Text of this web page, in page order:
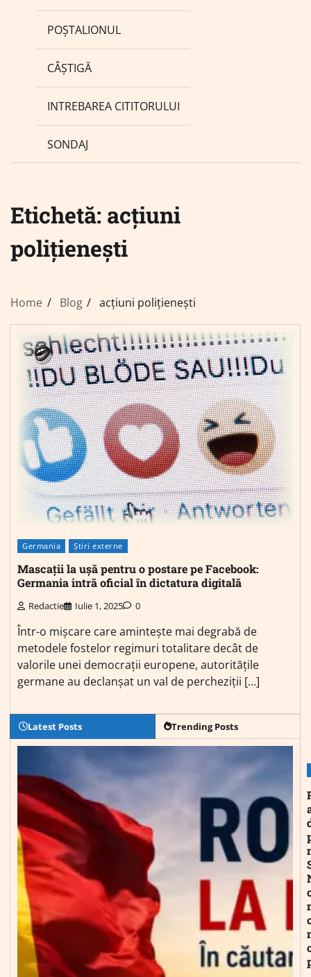
POȘTALIONUL
CÂȘTIGĂ
INTREBAREA CITITORULUI
SONDAJ
Etichetă: acțiuni
polițienești
Home Blog acțiuni polițienești
Germania Știri externe
Mascații la ușă pentru o postare pe Facebook:
Germania intră oficial în dictatura digitală
Redactie Iulie 1, 2025 0
Într-o mișcare care amintește mai degrabă de
metodele fostelor regimuri totalitare decât de
valorile unei democrații europene, autoritățile
germane au declanșat un val de percheziții […]
Latest Posts Trending Posts